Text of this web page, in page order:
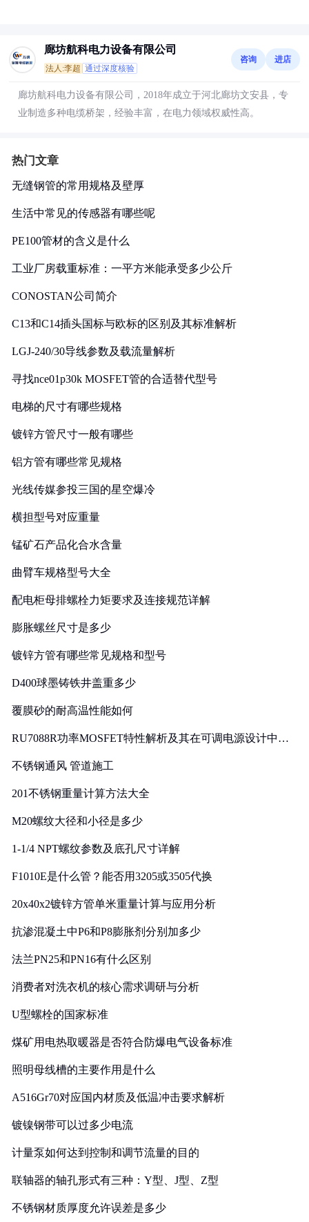
廊坊航科电力设备有限公司
法人:李超 通过深度核验
咨询 进店
廊坊航科电力设备有限公司，2018年成立于河北廊坊文安县，专
业制造多种电缆桥架，经验丰富，在电力领域权威性高。
热门文章
无缝钢管的常用规格及壁厚
生活中常见的传感器有哪些呢
PE100管材的含义是什么
工业厂房载重标准：一平方米能承受多少公斤
CONOSTAN公司简介
C13和C14插头国标与欧标的区别及其标准解析
LGJ-240/30导线参数及载流量解析
寻找nce01p30k MOSFET管的合适替代型号
电梯的尺寸有哪些规格
镀锌方管尺寸一般有哪些
铝方管有哪些常见规格
光线传媒参投三国的星空爆冷
横担型号对应重量
锰矿石产品化合水含量
曲臂车规格型号大全
配电柜母排螺栓力矩要求及连接规范详解
膨胀螺丝尺寸是多少
镀锌方管有哪些常见规格和型号
D400球墨铸铁井盖重多少
覆膜砂的耐高温性能如何
RU7088R功率MOSFET特性解析及其在可调电源设计中的
不锈钢通风 管道施工
201不锈钢重量计算方法大全
M20螺纹大径和小径是多少
1-1/4 NPT螺纹参数及底孔尺寸详解
F1010E是什么管？能否用3205或3505代换
20x40x2镀锌方管单米重量计算与应用分析
抗渗混凝土中P6和P8膨胀剂分别加多少
法兰PN25和PN16有什么区别
消费者对洗衣机的核心需求调研与分析
U型螺栓的国家标准
煤矿用电热取暖器是否符合防爆电气设备标准
照明母线槽的主要作用是什么
A516Gr70对应国内材质及低温冲击要求解析
镀镍钢带可以过多少电流
计量泵如何达到控制和调节流量的目的
联轴器的轴孔形式有三种：Y型、J型、Z型
不锈钢材质厚度允许误差是多少